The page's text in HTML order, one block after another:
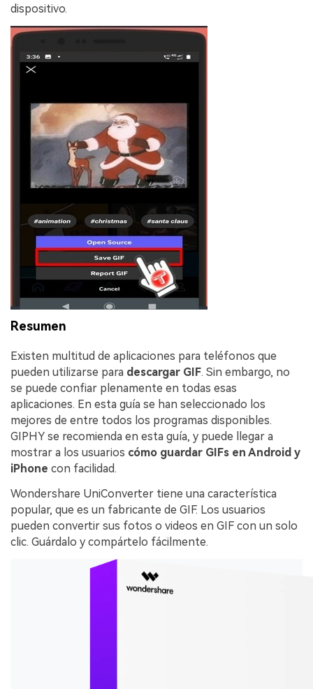
dispositivo.
Resumen
Existen multitud de aplicaciones para teléfonos que
pueden utilizarse para descargar GIF. Sin embargo, no
se puede confiar plenamente en todas esas
aplicaciones. En esta guía se han seleccionado los
mejores de entre todos los programas disponibles.
GIPHY se recomienda en esta guía, y puede llegar a
mostrar a los usuarios cómo guardar GIFs en Android y
iPhone con facilidad.
Wondershare UniConverter tiene una característica
popular, que es un fabricante de GIF. Los usuarios
pueden convertir sus fotos o videos en GIF con un solo
clic. Guárdalo y compártelo fácilmente.